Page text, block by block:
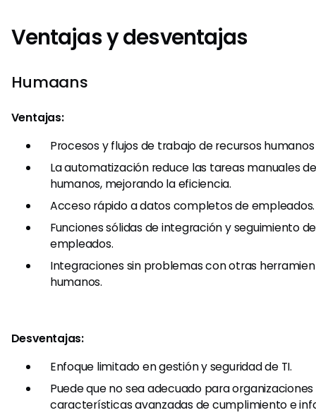
Ventajas y desventajas
Humaans
Ventajas:
Procesos y flujos de trabajo de recursos
La automatización reduce las tareas manuales
humanos, mejorando la eficiencia.
Acceso rápido a datos completos de empleados.
Funciones sólidas de integración y seguimiento
empleados.
Integraciones sin problemas con otras
humanos.
Desventajas:
Enfoque limitado en gestión y seguridad de TI.
Puede que no sea adecuado para
características avanzadas de cumplimiento e